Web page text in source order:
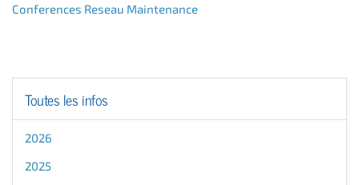
Conferences Reseau Maintenance
Toutes les infos
2026
2025